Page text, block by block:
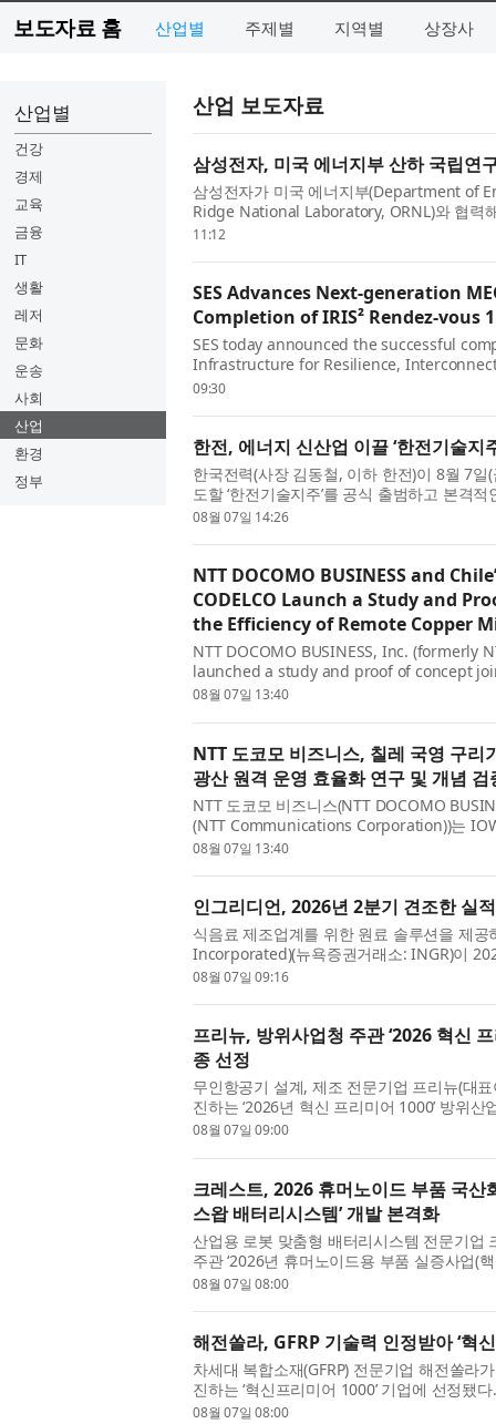
보도자료 홈 산업별 주제별 지역별 상장사
산업별
건강
경제
교육
금융
IT
생활
레저
문화
운송
사회
산업
환경
정부
산업 보도자료
삼성전자, 미국 에너지부 산하 국립연
삼성전자가 미국 에너지부(Department of
Ridge National Laboratory, ORNL)와 협력
과제명은 ‘한랭지용 증기압축식 난방과 멀
11:12
SES Advances Next-generation
Completion of IRIS² Rendez-vous 1
SES today announced the successful
Infrastructure for Resilience,
programme, marking a key milestone in
09:30
한전, 에너지 신산업 이끌 ‘한전기술지
한국전력(사장 김동철, 이하 한전)이 8월 7
도할 ‘한전기술지주’를 공식 출범하고 본격
지환경부 김성환 장관, 더불어민주당 신정
08월 07일 14:26
NTT DOCOMO BUSINESS and
CODELCO Launch a Study and
the Efficiency of Remote Copper
NTT DOCOMO BUSINESS, Inc. (formerly
launched a study and proof of concept
Chile (CODELCO) to progress remote
08월 07일 13:40
NTT 도코모 비즈니스, 칠레 국영 구리
광산 원격 운영 효율화 연구 및 개념 검
NTT 도코모 비즈니스(NTT DOCOMO
(NTT Communications Corporation))는
Network, APN)를 활용해 ‘코델코’의 구리
08월 07일 13:40
인그리디언, 2026년 2분기 견조한 실
식음료 제조업계를 위한 원료 솔루션을 제
Incorporated)(뉴욕증권거래소: INGR)이
겸 사장, 최고경영자(CEO)인 짐 잘리(Jim
08월 07일 09:16
프리뉴, 방위사업청 주관 ‘2026 혁신
종 선정
무인항공기 설계, 제조 전문기업 프리뉴(대
진하는 ‘2026년 혁신 프리미어 1000’ 방위
‘혁신 프리미어 1000’은 기술 혁신성과 성
08월 07일 09:00
크레스트, 2026 휴머노이드 부품 국
스왑 배터리시스템’ 개발 본격화
산업용 로봇 맞춤형 배터리시스템 전문기업
주관 ‘2026년 휴머노이드용 부품 실증사업(
고 밝혔다. 휴머노이드용 부품 실증사업은
08월 07일 08:00
해전쏠라, GFRP 기술력 인정받아 ‘혁
차세대 복합소재(GFRP) 전문기업 해전쏠라
진하는 ‘혁신프리미어 1000’ 기업에 선정됐
이 높은 중소·중견기업을 발굴해 금융 및 정
08월 07일 08:00